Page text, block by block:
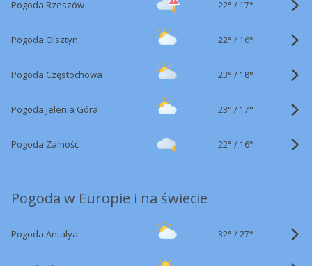
Pogoda Rzeszów 22° / 17°
Pogoda Olsztyn 22° / 16°
Pogoda Częstochowa 23° / 18°
Pogoda Jelenia Góra 23° / 17°
Pogoda Zamość 22° / 16°
Pogoda w Europie i na świecie
Pogoda Antalya 32° /27°